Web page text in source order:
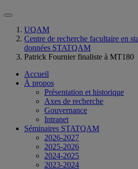
UQAM
Centre de recherche facultaire en
données STATQAM
Patrick Fournier finaliste à MT180
Accueil
À propos
Présentation et historique
Axes de recherche
Gouvernance
Intranet
Séminaires STATQAM
2026-2027
2025-2026
2024-2025
2023-2024